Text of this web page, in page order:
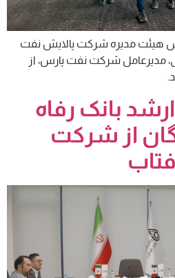
مدیره شرکت پالایش نفت
مدیرعامل شرکت نفت پارس، از
بانک رفاه
از شرکت